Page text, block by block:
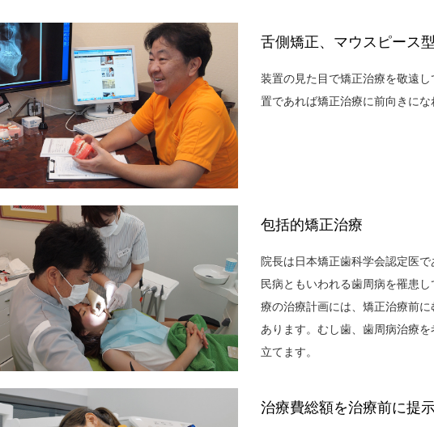
舌側矯正、マウスピース
装置の見た目で矯正治療を敬遠
置であれば矯正治療に前向きにな
包括的矯正治療
院長は日本矯正歯科学会認定医
民病ともいわれる歯周病を罹患
療の治療計画には、矯正治療前
あります。むし歯、歯周病治療
立てます。
治療費総額を治療前に提